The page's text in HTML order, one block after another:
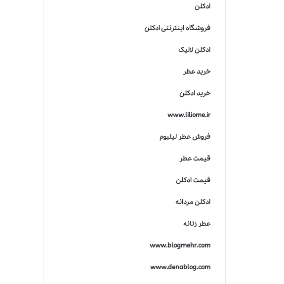
ادکلن
فروشگاه اینترنتی ادکلن
ادکلن لالیک
خرید عطر
خرید ادکلن
www.liliome.ir
فروش عطر لیلیوم
قیمت عطر
قیمت ادکلن
ادکلن مردانه
عطر زنانه
www.blogmehr.com
www.denablog.com